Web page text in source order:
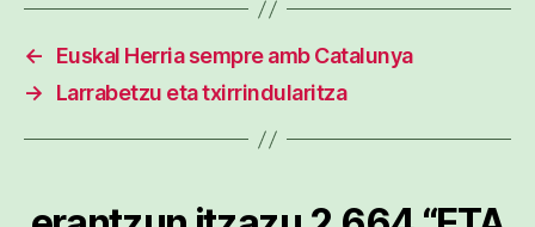
←
Euskal Herria sempre amb Catalunya
→
Larrabetzu eta txirrindularitza